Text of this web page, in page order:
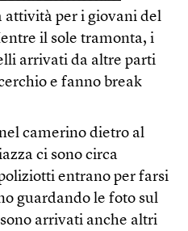
attività per i giovani del
il sole tramonta, i
arrivati da altre parti
e fanno break
camerino dietro al
ci sono circa
entrano per farsi
guardando le foto sul
arrivati anche altri